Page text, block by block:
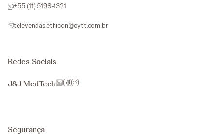
+55 (11) 5198-1321
televendas.ethicon@cytt.com.br
Redes Sociais
J&J MedTech
Segurança